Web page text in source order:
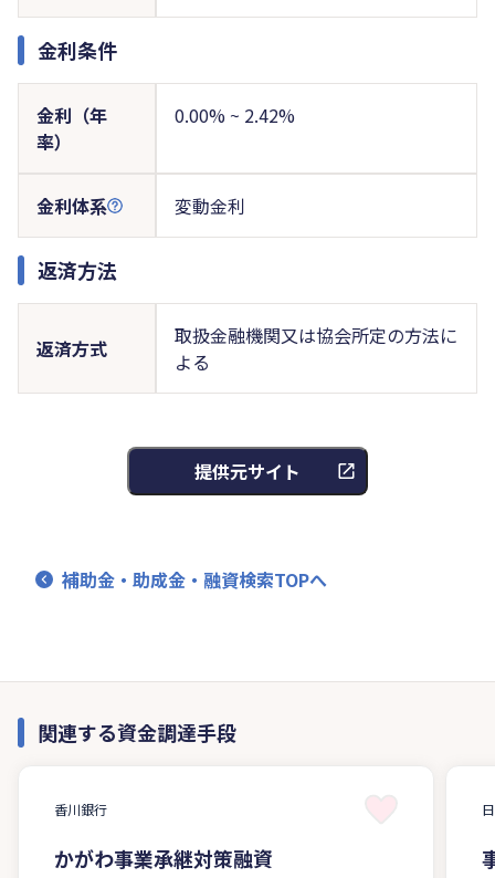
金利条件
金利（年
率）
0.00% ~ 2.42%
金利体系 変動金利
返済方法
返済方式
取扱金融機関又は協会所定の方法に
よる
提供元サイト
補助金・助成金・融資検索TOPへ
関連する資金調達手段
香川銀行
かがわ事業承継対策融資